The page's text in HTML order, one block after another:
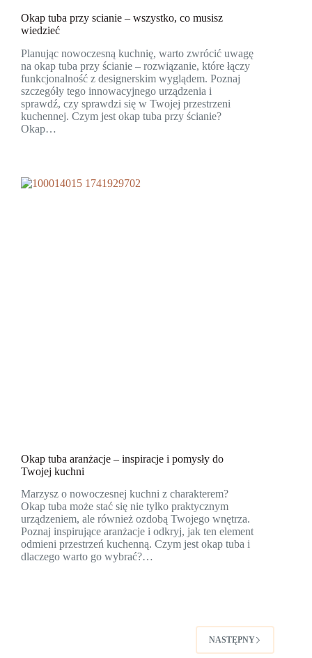
Okap tuba przy scianie – wszystko, co musisz
wiedzieć
Planując nowoczesną kuchnię, warto zwrócić uwagę
na okap tuba przy ścianie – rozwiązanie, które łączy
funkcjonalność z designerskim wyglądem. Poznaj
szczegóły tego innowacyjnego urządzenia i
sprawdź, czy sprawdzi się w Twojej przestrzeni
kuchennej. Czym jest okap tuba przy ścianie?
Okap…
Okap tuba aranżacje – inspiracje i pomysły do
Twojej kuchni
Marzysz o nowoczesnej kuchni z charakterem?
Okap tuba może stać się nie tylko praktycznym
urządzeniem, ale również ozdobą Twojego wnętrza.
Poznaj inspirujące aranżacje i odkryj, jak ten element
odmieni przestrzeń kuchenną. Czym jest okap tuba i
dlaczego warto go wybrać?…
NASTĘPNY